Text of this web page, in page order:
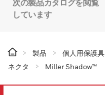
次の製品カタログを閲覧
しています
製品 個人用保護具
ネクタ
Miller Shadow™